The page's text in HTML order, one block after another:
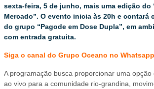
sexta-feira, 5 de junho, mais uma edição do
Mercado”. O evento inicia às 20h e contará
do grupo “Pagode em Dose Dupla”, em
com entrada gratuita.
Siga o canal do Grupo Oceano no Whatsapp
A programação busca proporcionar uma opção
ao vivo para a comunidade rio-grandina,